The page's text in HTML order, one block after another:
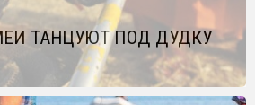
ТАНЦУЮТ ПОД ДУДКУ